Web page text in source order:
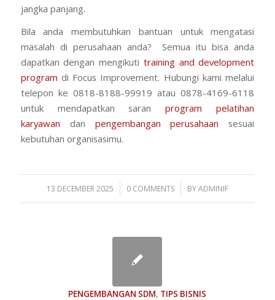
jangka panjang.
Bila anda membutuhkan bantuan untuk mengatasi
masalah di perusahaan anda? Semua itu bisa anda
dapatkan dengan mengikuti training and development
program di Focus Improvement. Hubungi kami melalui
telepon ke 0818-8188-99919 atau 0878-4169-6118
untuk mendapatkan saranprogram pelatihan
karyawan dan pengembangan perusahaan sesuai
kebutuhan organisasimu.
13 DECEMBER 2025
/ 0 COMMENTS
/ BYADMINIF
PENGEMBANGAN SDM, TIPS BISNIS